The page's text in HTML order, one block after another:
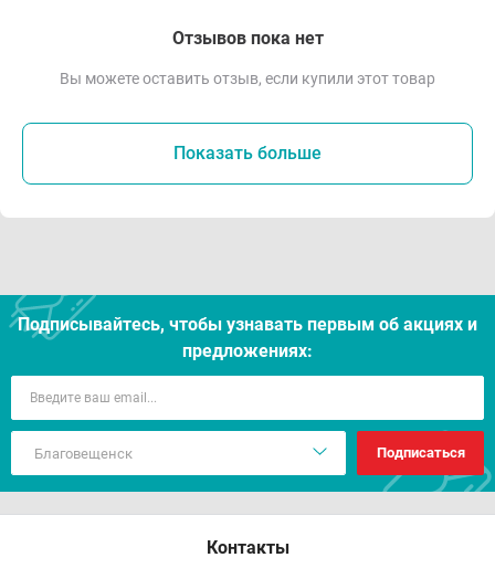
Отзывов пока нет
Вы можете оставить отзыв, если купили этот товар
Показать больше
Подписывайтесь, чтобы узнавать первым об акцияx и
предложениях:
Подписаться
Контакты